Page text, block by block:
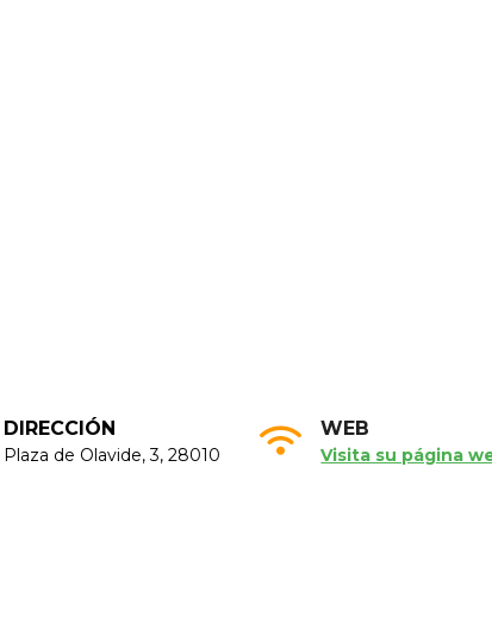
DIRECCIÓN
Plaza de Olavide, 3, 28010
WEB
Visita su página